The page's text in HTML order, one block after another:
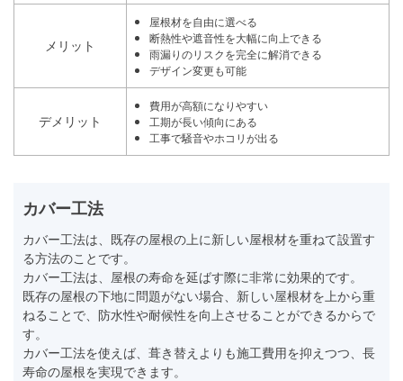
メリット
屋根材を自由に選べる
断熱性や遮音性を大幅に向上できる
雨漏りのリスクを完全に解消できる
デザイン変更も可能
デメリット
費用が高額になりやすい
工期が長い傾向にある
工事で騒音やホコリが出る
カバー工法
カバー工法は、既存の屋根の上に新しい屋根材を重ねて設置す
る方法のことです。
カバー工法は、屋根の寿命を延ばす際に非常に効果的です。
既存の屋根の下地に問題がない場合、新しい屋根材を上から重
ねることで、防水性や耐候性を向上させることができるからで
す。
カバー工法を使えば、葺き替えよりも施工費用を抑えつつ、長
寿命の屋根を実現できます。